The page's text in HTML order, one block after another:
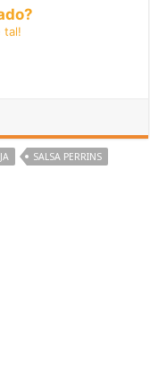
tal!
SALSA PERRINS